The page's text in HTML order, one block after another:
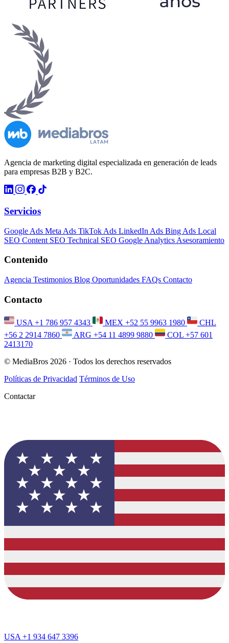
Agencia de marketing digital especializada en generación de leads
para empresas B2B y B2C.
Servicios
Google Ads Meta Ads TikTok Ads LinkedIn Ads Bing Ads Local
SEO Content SEO Technical SEO Google Analytics Asesoramiento
Contenido
Agencia Testimonios Blog Oportunidades FAQs Contacto
Contacto
USA +1 786 957 4343 MEX +52 55 9963 1980
CHL
+56 2 2914 7860
ARG +54 11 4899 9880 COL +57 601
2413170
© MediaBros 2026 · Todos los derechos reservados
Políticas de Privacidad Términos de Uso
Contactar
USA +1 934 647 3396